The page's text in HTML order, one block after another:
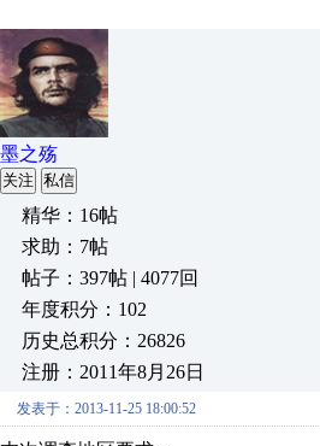
墨之殇
关注 私信
精华：16帖
求助：7帖
帖子：397帖 | 4077回
年度积分：102
历史总积分：26826
注册：2011年8月26日
发表于：2013-11-25 18:00:52